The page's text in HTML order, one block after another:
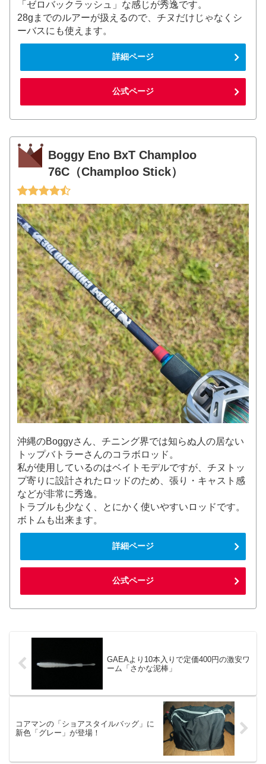
「ゼロバックラッシュ」な感じが秀逸です。
28gまでのルアーが扱えるので、チヌだけじゃなくシ
ーバスにも使えます。
詳細ページ
公式ページ
Boggy Eno BxT Champloo
76C（Champloo Stick）
沖縄のBoggyさん、チニング界では知らぬ人の居ない
トップバトラーさんのコラボロッド。
私が使用しているのはベイトモデルですが、チヌトッ
プ寄りに設計されたロッドのため、張り・キャスト感
などが非常に秀逸。
トラブルも少なく、とにかく使いやすいロッドです。
ボトムも出来ます。
詳細ページ
公式ページ
GAEAより10本入りで定価400円の激安ワ
ーム「さかな泥棒」
コアマンの「ショアスタイルバッグ」に
新色「グレー」が登場！